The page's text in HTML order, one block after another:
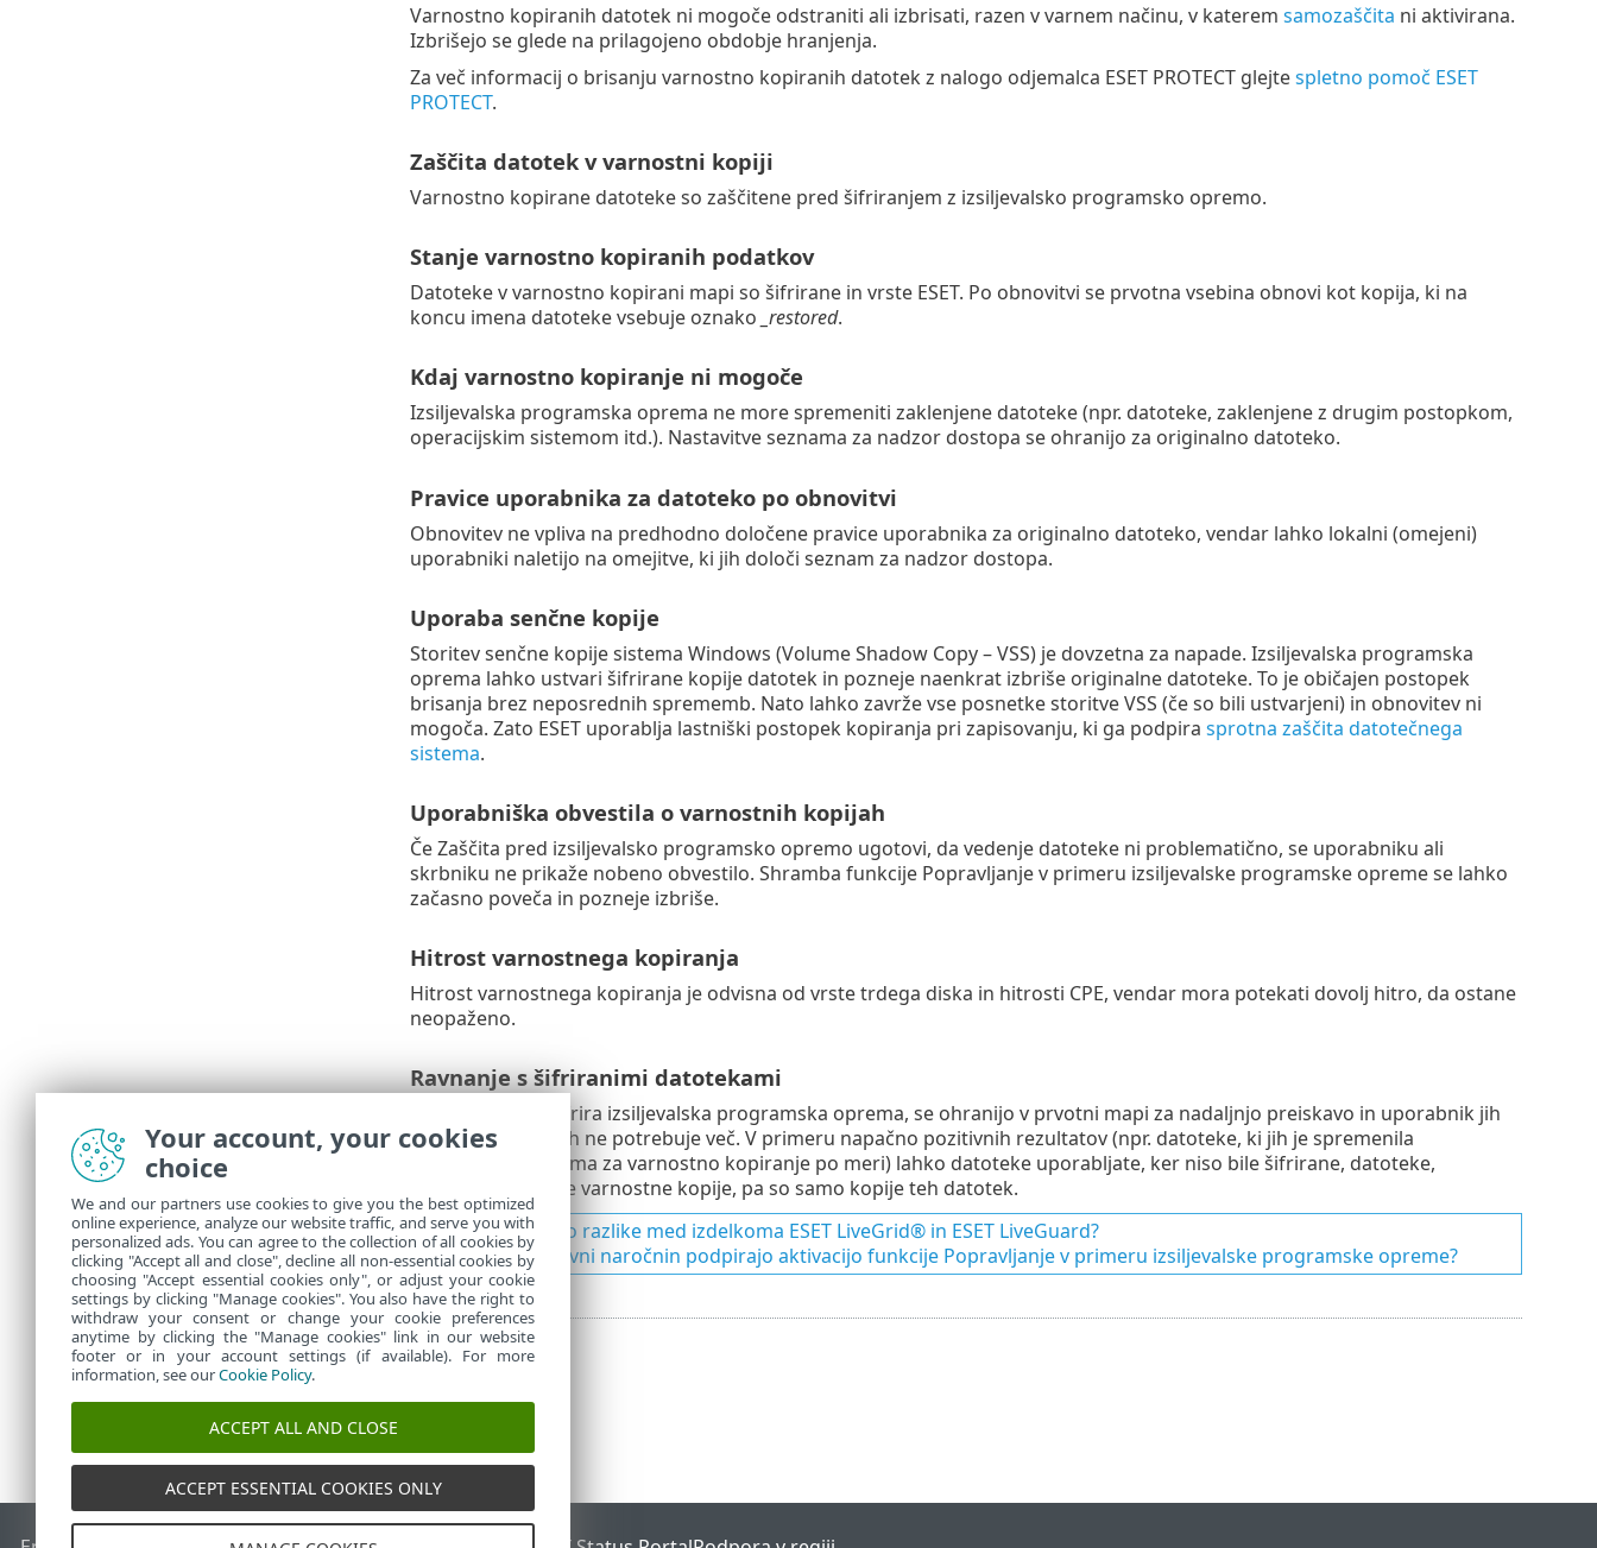
Varnostno kopiranih datotek ni mogoče odstraniti ali izbrisati, razen v varnem načinu, v katerem samozaščita ni aktivirana.
Izbrišejo se glede na prilagojeno obdobje hranjenja.
Za več informacij o brisanju varnostno kopiranih datotek z nalogo odjemalca ESET PROTECT glejtespletno pomoč ESET
PROTECT.
Zaščita datotek v varnostni kopiji
Varnostno kopirane datoteke so zaščitene pred šifriranjem z izsiljevalsko programsko opremo.
Stanje varnostno kopiranih podatkov
Datoteke v varnostno kopirani mapi so šifrirane in vrste ESET. Po obnovitvi se prvotna vsebina obnovi kot kopija, ki na
koncu imena datoteke vsebuje oznako _restored.
Kdaj varnostno kopiranje ni mogoče
Izsiljevalska programska oprema ne more spremeniti zaklenjene datoteke (npr. datoteke, zaklenjene z drugim postopkom,
operacijskim sistemom itd.). Nastavitve seznama za nadzor dostopa se ohranijo za originalno datoteko.
Pravice uporabnika za datoteko po obnovitvi
Obnovitev ne vpliva na predhodno določene pravice uporabnika za originalno datoteko, vendar lahko lokalni (omejeni)
uporabniki naletijo na omejitve, ki jih določi seznam za nadzor dostopa.
Uporaba senčne kopije
Storitev senčne kopije sistema Windows (Volume Shadow Copy – VSS) je dovzetna za napade. Izsiljevalska programska
oprema lahko ustvari šifrirane kopije datotek in pozneje naenkrat izbriše originalne datoteke. To je običajen postopek
brisanja brez neposrednih sprememb. Nato lahko zavrže vse posnetke storitve VSS (če so bili ustvarjeni) in obnovitev ni
mogoča. Zato ESET uporablja lastniški postopek kopiranja pri zapisovanju, ki ga podpira sprotna zaščita datotečnega
sistema.
Uporabniška obvestila o varnostnih kopijah
Če Zaščita pred izsiljevalsko programsko opremo ugotovi, da vedenje datoteke ni problematično, se uporabniku ali
skrbniku ne prikaže nobeno obvestilo. Shramba funkcije Popravljanje v primeru izsiljevalske programske opreme se lahko
začasno poveča in pozneje izbriše.
Hitrost varnostnega kopiranja
Hitrost varnostnega kopiranja je odvisna od vrste trdega diska in hitrosti CPE, vendar mora potekati dovolj hitro, da ostane
neopaženo.
Ravnanje s šifriranimi datotekami
Datoteke, ki jih šifrira izsiljevalska programska oprema, se ohranijo v prvotni mapi za nadaljnjo preiskavo in uporabnik jih
lahko izbriše, če jih ne potrebuje več. V primeru napačno pozitivnih rezultatov (npr. datoteke, ki jih je spremenila
programska oprema za varnostno kopiranje po meri) lahko datoteke uporabljate, ker niso bile šifrirane, datoteke,
obnovljene iz naše varnostne kopije, pa so samo kopije teh datotek.
Kakšne so razlike med izdelkoma ESET LiveGrid® in ESET LiveGuard?
Katere ravni naročnin podpirajo aktivacijo funkcije Popravljanje v primeru izsiljevalske programske opreme?
Your account, your cookies
choice
We and our partners use cookies to give you the best optimized
online experience, analyze our website traffic, and serve you with
personalized ads. You can agree to the collection of all cookies by
clicking "Accept all and close", decline all non-essential cookies by
choosing "Accept essential cookies only", or adjust your cookie
settings by clicking "Manage cookies". You also have the right to
withdraw your consent or change your cookie preferences
anytime by clicking the "Manage cookies" link in our website
footer or in your account settings (if available). For more
information, see ourCookie Policy.
ACCEPT ALL AND CLOSE
ACCEPT ESSENTIAL COOKIES ONLY